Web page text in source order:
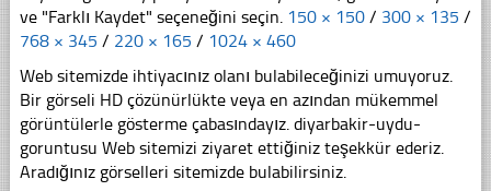
ve "Farklı Kaydet" seçeneğini seçin. 150 × 150 / 300 × 135 /
768 × 345 / 220 × 165 / 1024 × 460
Web sitemizde ihtiyacınız olanı bulabileceğinizi umuyoruz.
Bir görseli HD çözünürlükte veya en azından mükemmel
görüntülerle gösterme çabasındayız. diyarbakir-uydu-
goruntusu Web sitemizi ziyaret ettiğiniz teşekkür ederiz.
Aradığınız görselleri sitemizde bulabilirsiniz.